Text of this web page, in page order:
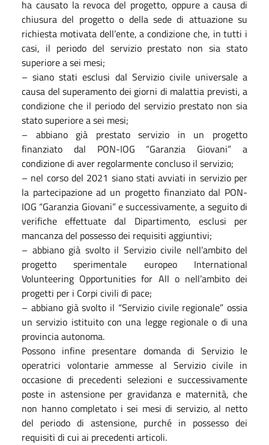
ha causato la revoca del progetto, oppure a causa di
chiusura del progetto o della sede di attuazione su
richiesta motivata dell’ente, a condizione che, in tutti i
casi, il periodo del servizio prestato non sia stato
superiore a sei mesi;
– siano stati esclusi dal Servizio civile universale a
causa del superamento dei giorni di malattia previsti, a
condizione che il periodo del servizio prestato non sia
stato superiore a sei mesi;
– abbiano già prestato servizio in un progetto
finanziato dal PON-IOG “Garanzia Giovani” a
condizione di aver regolarmente concluso il servizio;
– nel corso del 2021 siano stati avviati in servizio per
la partecipazione ad un progetto finanziato dal PON-
IOG “Garanzia Giovani” e successivamente, a seguito di
verifiche effettuate dal Dipartimento, esclusi per
mancanza del possesso dei requisiti aggiuntivi;
– abbiano già svolto il Servizio civile nell’ambito del
progetto sperimentale europeo International
Volunteering Opportunities for All o nell’ambito dei
progetti per i Corpi civili di pace;
– abbiano già svolto il “Servizio civile regionale” ossia
un servizio istituito con una legge regionale o di una
provincia autonoma.
Possono infine presentare domanda di Servizio le
operatrici volontarie ammesse al Servizio civile in
occasione di precedenti selezioni e successivamente
poste in astensione per gravidanza e maternità, che
non hanno completato i sei mesi di servizio, al netto
del periodo di astensione, purché in possesso dei
requisiti di cui ai precedenti articoli.